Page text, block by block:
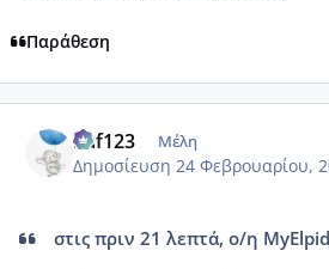
Παράθεση
Raf123 Μέλη
Δημοσίευση 24 Φεβρουαρίου,
στις πριν 21 λεπτά, ο/η